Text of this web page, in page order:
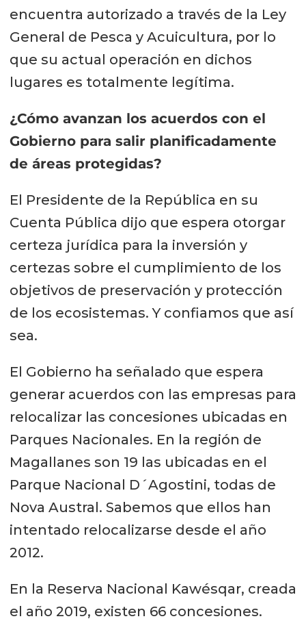
encuentra autorizado a través de la Ley
General de Pesca y Acuicultura, por lo
que su actual operación en dichos
lugares es totalmente legítima.
¿Cómo avanzan los acuerdos con el
Gobierno para salir planificadamente
de áreas protegidas?
El Presidente de la República en su
Cuenta Pública dijo que espera otorgar
certeza jurídica para la inversión y
certezas sobre el cumplimiento de los
objetivos de preservación y protección
de los ecosistemas. Y confiamos que así
sea.
El Gobierno ha señalado que espera
generar acuerdos con las empresas para
relocalizar las concesiones ubicadas en
Parques Nacionales. En la región de
Magallanes son 19 las ubicadas en el
Parque Nacional D´Agostini, todas de
Nova Austral. Sabemos que ellos han
intentado relocalizarse desde el año
2012.
En la Reserva Nacional Kawésqar, creada
el año 2019, existen 66 concesiones.